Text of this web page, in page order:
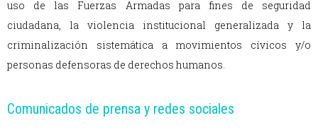
uso de las Fuerzas Armadas para fines de seguridad
ciudadana, la violencia institucional generalizada y la
criminalización sistemática a movimientos cívicos y/o
personas defensoras de derechos humanos.
Comunicados de prensa y redes sociales